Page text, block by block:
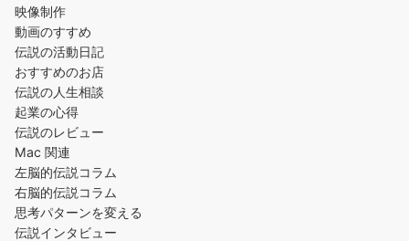
映像制作
動画のすすめ
伝説の活動日記
おすすめのお店
伝説の人生相談
起業の心得
伝説のレビュー
Mac 関連
左脳的伝説コラム
右脳的伝説コラム
思考パターンを変える
伝説インタビュー